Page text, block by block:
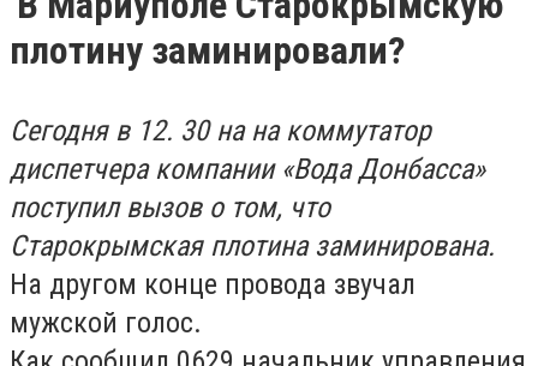
плотину заминировали?
Сегодня в 12. 30 на на коммутатор
диспетчера компании «Вода Донбасса»
поступил вызов о том, что
Старокрымская плотина заминирована.
На другом конце провода звучал
мужской голос.